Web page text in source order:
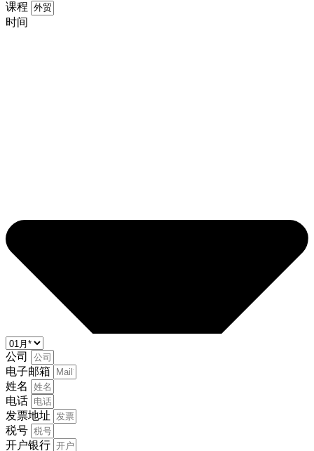
课程
时间
公司
电子邮箱
姓名
电话
发票地址
税号
开户银行